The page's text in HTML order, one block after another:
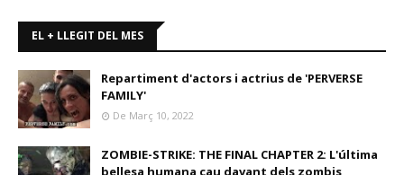
EL + LLEGIT DEL MES
Repartiment d'actors i actrius de 'PERVERSE
FAMILY'
De Març 10, 2022
ZOMBIE-STRIKE: THE FINAL CHAPTER 2: L'última
bellesa humana cau davant dels zombis